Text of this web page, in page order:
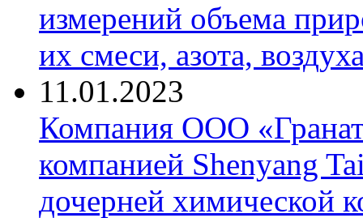
измерений объема
их смеси, азота,
11.01.2023
Компания ООО
компанией Shenyang
дочерней химической